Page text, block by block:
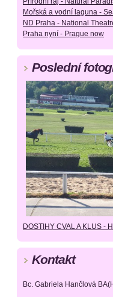
Mořská a vodní laguna -
ND Praha - National
Praha nyní - Prague now
Poslední
DOSTIHY CVAL A KLUS -
Kontakt
Bc. Gabriela Hančlová